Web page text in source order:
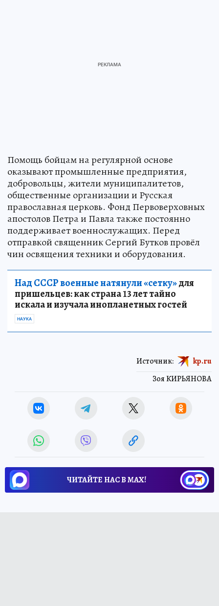
Помощь бойцам на регулярной основе
оказывают промышленные предприятия,
добровольцы, жители муниципалитетов,
общественные организации и Русская
православная церковь. Фонд Первоверховных
апостолов Петра и Павла также постоянно
поддерживает военнослужащих. Перед
отправкой священник Сергий Бутков провёл
чин освящения техники и оборудования.
Над СССР военные натянули «сетку»для
пришельцев: как страна 13 лет тайно
искала и изучала инопланетных гостей
НАУКА
Зоя КИРЬЯНОВА
Источник: kp.ru
ЧИТАЙТЕ НАС В МАХ!